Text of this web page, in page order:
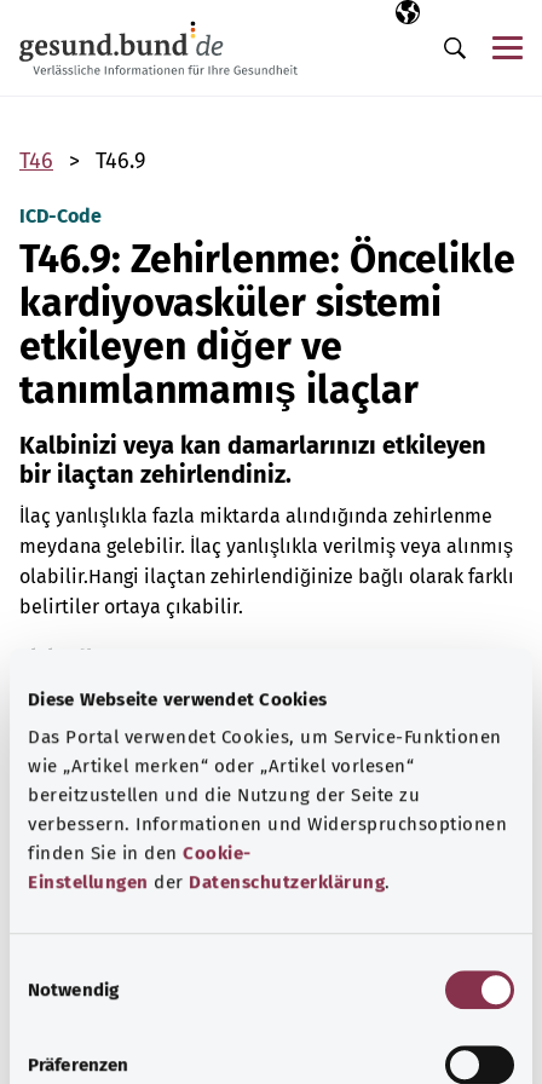
Diese Webseite verwendet Cookies
Das Portal verwendet Cookies, um Service-Funktionen
wie „Artikel merken“ oder „Artikel vorlesen“
bereitzustellen und die Nutzung der Seite zu
verbessern. Informationen und Widerspruchsoptionen
finden Sie in den Cookie-
Einstellungen der Datenschutzerklärung.
Notwendig
Präferenzen
Seçili dil
TR
Arama
T46 T46.9
ICD-Code
T46.9: Zehirlenme: Öncelikle
kardiyovasküler sistemi
etkileyen diğer ve
tanımlanmamış ilaçlar
Kalbinizi veya kan damarlarınızı etkileyen
bir ilaçtan zehirlendiniz.
İlaç yanlışlıkla fazla miktarda alındığında zehirlenme
meydana gelebilir. İlaç yanlışlıkla verilmiş veya alınmış
olabilir.Hangi ilaçtan zehirlendiğinize bağlı olarak farklı
belirtiler ortaya çıkabilir.
Ek kodlar
Not
Kaynak
gemeinnützige GmbH tarafından sağlanmıştır.